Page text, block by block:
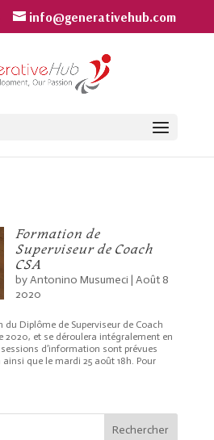
info@generativehub.com
Formation de
Superviseur de Coach
CSA
byAntonino Musumeci |Août 8
2020
Diplôme de Superviseur de Coach
2020, et se déroulera intégralement en
d’information sont prévues
que le mardi 25 août 18h. Pour